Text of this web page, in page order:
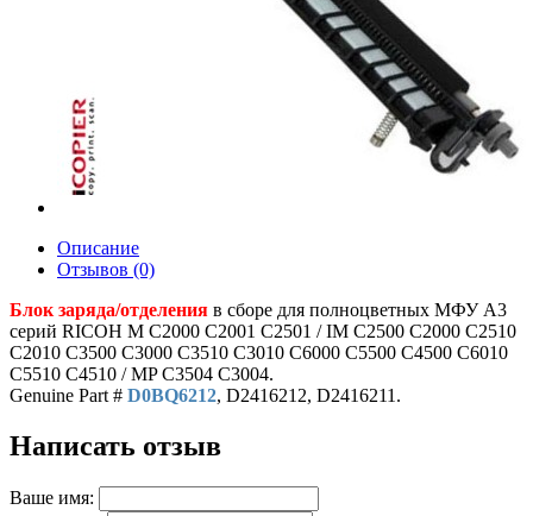
Описание
Отзывов (0)
Блок заряда/отделения в сборе для полноцветных МФУ A3
серий RICOH M C2000 C2001 C2501 / IM C2500 C2000 C2510
C2010 C3500 C3000 C3510 C3010 C6000 C5500 C4500 C6010
C5510 C4510 / MP C3504 C3004.
Genuine Part # D0BQ6212, D2416212, D2416211.
Написать отзыв
Ваше имя: